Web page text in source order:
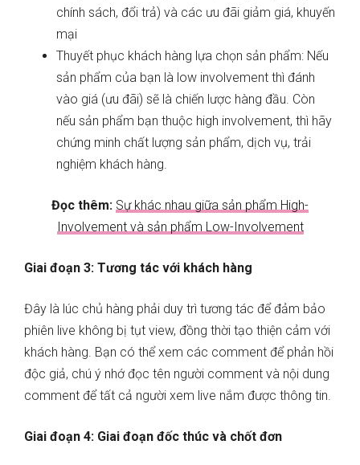
chính sách, đổi trả) và các ưu đãi giảm giá, khuyến
mại
Thuyết phục khách hàng lựa chọn sản phẩm: Nếu
sản phẩm của bạn là low involvement thì đánh
vào giá (ưu đãi) sẽ là chiến lược hàng đầu. Còn
nếu sản phẩm bạn thuộc high involvement, thì hãy
chứng minh chất lượng sản phẩm, dịch vụ, trải
nghiệm khách hàng.
Đọc thêm: Sự khác nhau giữa sản phẩm High-
Involvement và sản phẩm Low-Involvement
Giai đoạn 3: Tương tác với khách hàng
Đây là lúc chủ hàng phải duy trì tương tác để đảm bảo
phiên live không bị tụt view, đồng thời tạo thiện cảm với
khách hàng. Bạn có thể xem các comment để phản hồi
độc giả, chú ý nhớ đọc tên người comment và nội dung
comment để tất cả người xem live nắm được thông tin.
Giai đoạn 4: Giai đoạn đốc thúc và chốt đơn